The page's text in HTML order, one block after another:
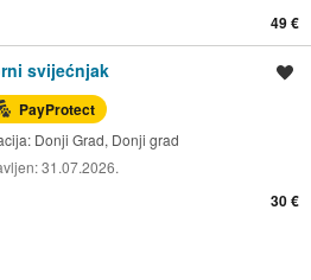
49 €
svijećnjak
PayProtect
Donji Grad, Donji grad
31.07.2026.
30 €